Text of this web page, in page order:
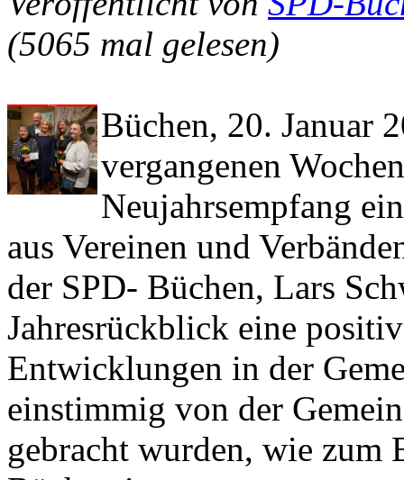
(5065 mal gelesen)
Büchen, 20. Januar
vergangenen
Neujahrsempfang
aus Vereinen und
der SPD- Büchen, Lars
Jahresrückblick eine
Entwicklungen in der
einstimmig von der
gebracht wurden, wie zum